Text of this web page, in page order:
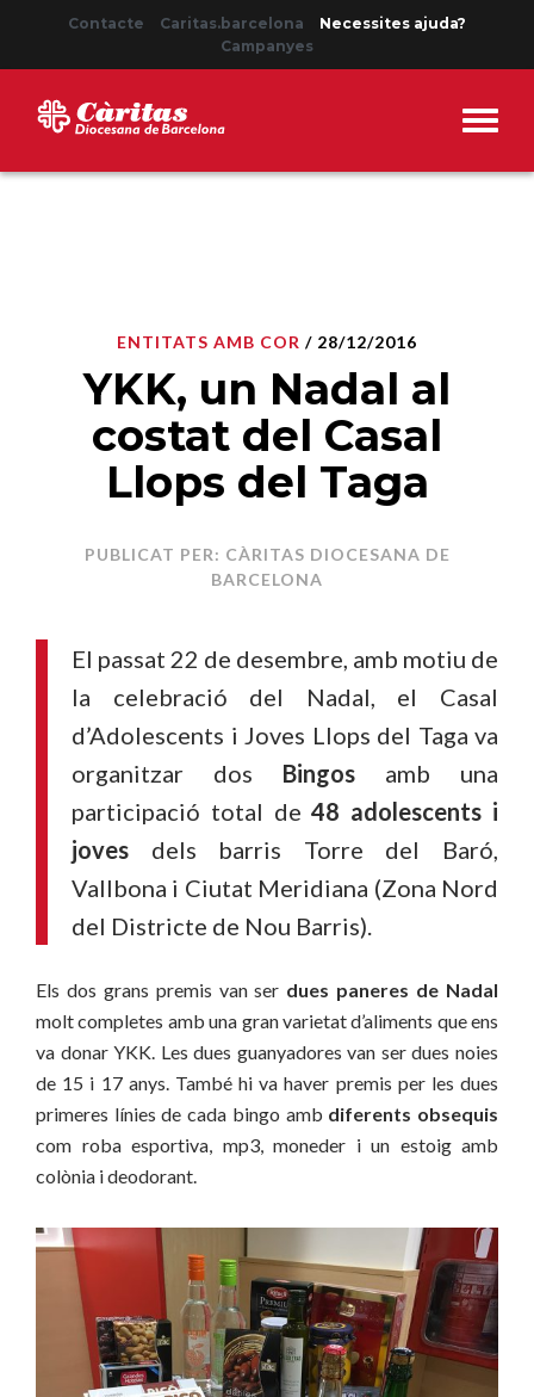
Contacte Caritas.barcelona
Necessites ajuda?
Campanyes
ENTITATS AMB COR / 28/12/2016
YKK, un Nadal al
costat del Casal
Llops del Taga
PUBLICAT PER: CÀRITAS DIOCESANA DE
BARCELONA
El passat 22 de desembre, amb motiu de
la celebració del Nadal, el Casal
d’Adolescents i Joves Llops del Taga va
organitzar dos Bingos amb una
participació total de48 adolescents i
joves dels barris Torre del Baró,
Vallbona i Ciutat Meridiana (Zona Nord
del Districte de Nou Barris).
Els dos grans premis van ser dues paneres de Nadal
molt completes amb una gran varietat d’aliments que ens
va donar YKK. Les dues guanyadores van ser dues noies
de 15 i 17 anys. També hi va haver premis per les dues
primeres línies de cada bingo amb diferents obsequis
com roba esportiva, mp3, moneder i un estoig amb
colònia i deodorant.